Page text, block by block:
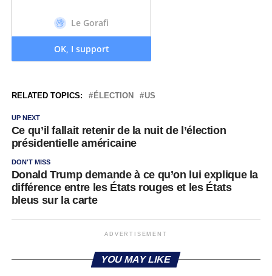
RELATED TOPICS: ÉLECTION US
UP NEXT
Ce qu’il fallait retenir de la nuit de l’élection
présidentielle américaine
DON'T MISS
Donald Trump demande à ce qu’on lui explique la
différence entre les États rouges et les États
bleus sur la carte
ADVERTISEMENT
YOU MAY LIKE